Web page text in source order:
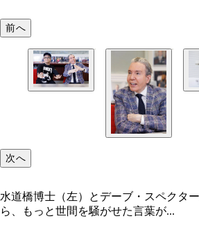
前へ
次へ
水道橋博士（左）とデーブ・スペクタ
ら、もっと世間を騒がせた言葉が...